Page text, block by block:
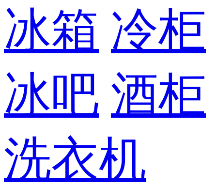
冰箱 冷柜
冰吧 酒柜
洗衣机